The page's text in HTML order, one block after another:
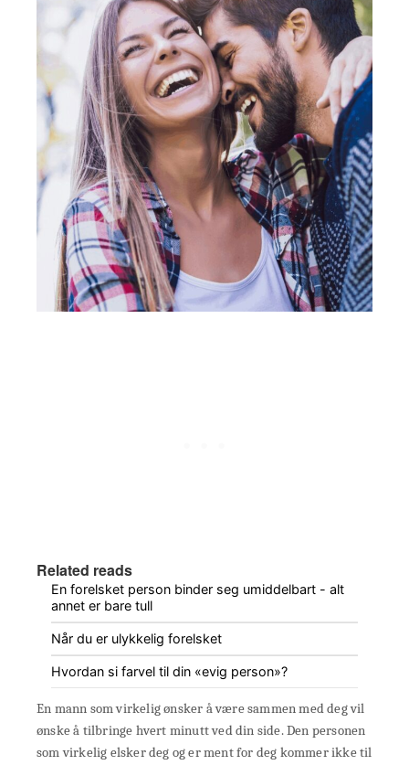
Related reads
En forelsket person binder seg umiddelbart - alt
annet er bare tull
Når du er ulykkelig forelsket
Hvordan si farvel til din «evig person»?
En mann som virkelig ønsker å være sammen med deg vil
ønske å tilbringe hvert minutt ved din side. Den personen
som virkelig elsker deg og er ment for deg kommer ikke til